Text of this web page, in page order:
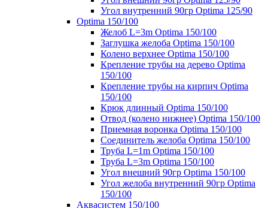
Угол внутренний 90гр Optima 125/90
Optima 150/100
Желоб L=3m Optima 150/100
Заглушка желоба Optima 150/100
Колено верхнее Optima 150/100
Крепление трубы на дерево Optima
150/100
Крепление трубы на кирпич Optima
150/100
Крюк длинный Optima 150/100
Отвод (колено нижнее) Optima 150/100
Приемная воронка Optima 150/100
Соединитель желоба Optima 150/100
Труба L=1m Optima 150/100
Труба L=3m Optima 150/100
Угол внешний 90гр Optima 150/100
Угол желоба внутренний 90гр Optima
150/100
Аквасистем 150/100